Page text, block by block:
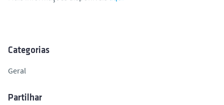
Categorias
Geral
Partilhar